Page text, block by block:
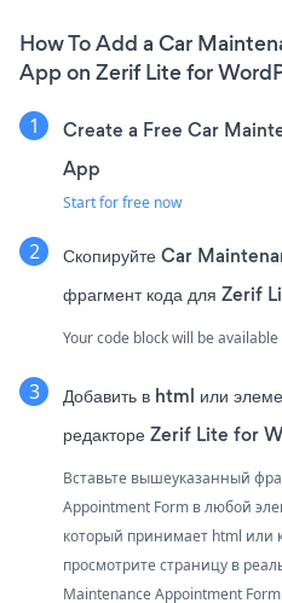
How To Add a Car
App on Zerif Lite for
Create a Free Car
App
Start for free now
Скопируйте Car
фрагмент кода для Zerif
Your code block will be
Добавить в html или
редакторе Zerif Lite for
Вставьте вышеуказанный
Appointment Form в любой
который принимает html или
просмотрите страницу в
Maintenance Appointment